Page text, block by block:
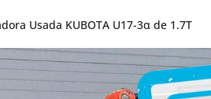
Usada KUBOTA U17-3α de 1.7T